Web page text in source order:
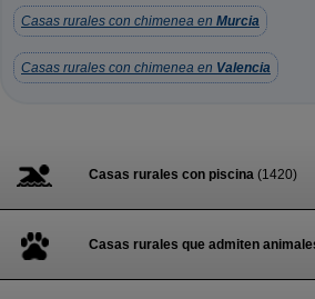
Casas rurales con chimenea en Murcia
Casas rurales con chimenea en Valencia
Casas rurales con piscina (1420)
Casas rurales que admiten